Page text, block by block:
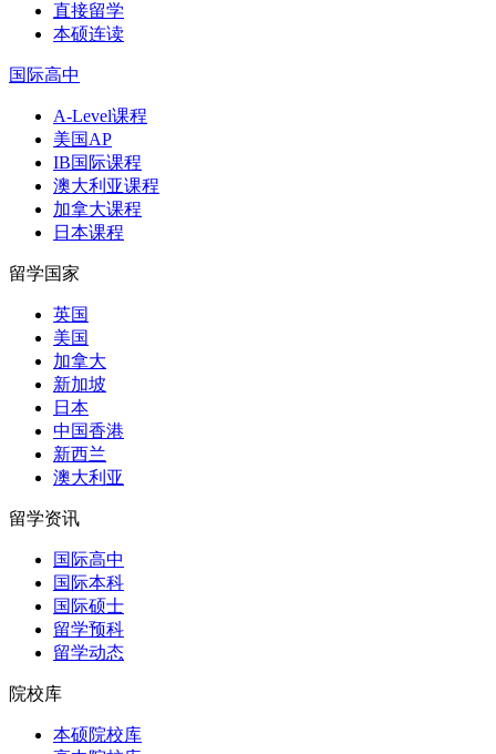
直接留学
本硕连读
国际高中
A-Level课程
美国AP
IB国际课程
澳大利亚课程
加拿大课程
日本课程
留学国家
英国
美国
加拿大
新加坡
日本
中国香港
新西兰
澳大利亚
留学资讯
国际高中
国际本科
国际硕士
留学预科
留学动态
院校库
本硕院校库